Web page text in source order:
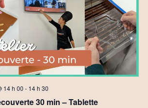
30 min – Tablette
14 h 00 - 14 h 30